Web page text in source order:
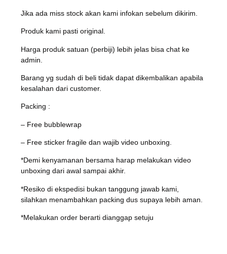
Jika ada miss stock akan kami infokan sebelum dikirim.
Produk kami pasti original.
Harga produk satuan (perbiji) lebih jelas bisa chat ke
admin.
Barang yg sudah di beli tidak dapat dikembalikan apabila
kesalahan dari customer.
Packing :
– Free bubblewrap
– Free sticker fragile dan wajib video unboxing.
*Demi kenyamanan bersama harap melakukan video
unboxing dari awal sampai akhir.
*Resiko di ekspedisi bukan tanggung jawab kami,
silahkan menambahkan packing dus supaya lebih aman.
*Melakukan order berarti dianggap setuju